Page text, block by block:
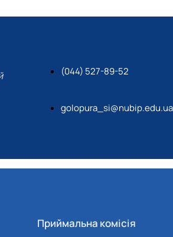
(044) 527-89-52
golopura_si@nubip.edu.ua
Приймальна комісія